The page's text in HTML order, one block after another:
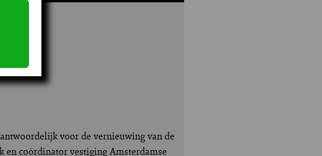
voor de vernieuwing van de
coördinator vestiging Amsterdamse